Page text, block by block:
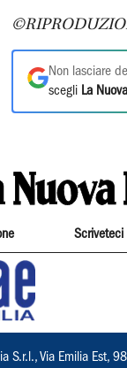
Non lasciare
scegli La
Scriveteci
S.r.l., Via Emilia Est,